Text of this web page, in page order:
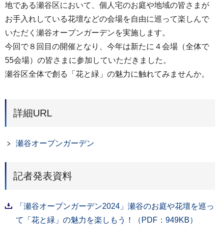
地である瀬谷区において、個人宅のお庭や地域の皆さまが
お手入れしている花壇などの会場を自由に巡って楽しんで
いただく瀬谷オープンガーデンを実施します。
今回で８回目の開催となり、今年は新たに４会場（全体で
55会場）の皆さまに参加していただきました。
瀬谷区全体で創る「花と緑」の魅力に触れてみませんか。
詳細URL
瀬谷オープンガーデン
記者発表資料
「瀬谷オープンガーデン2024」瀬谷のお庭や花壇を巡っ
て「花と緑」の魅力を楽しもう！（PDF：949KB）